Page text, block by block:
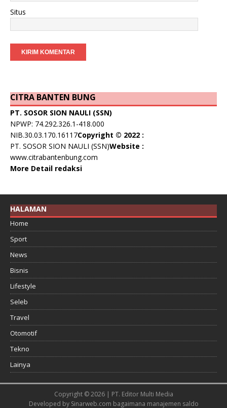
Situs
CITRA BANTEN BUNG
PT. SOSOR SION NAULI (SSN)
NPWP: 74.292.326.1-418.000
NIB.30.03.170.16117Copyright © 2022 :
PT. SOSOR SION NAULI (SSN)Website :
www.citrabantenbung.com
More Detail redaksi
HALAMAN
Home
Sport
News
Bisnis
Lifestyle
Seleb
Travel
Otomotif
Tekno
Lainya
Copyright © 2026 | PT. Editor Multi Media
Developed by Sinarweb.com bagaimana manajemen saldo